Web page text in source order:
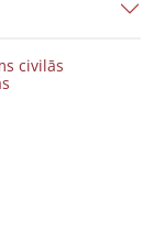
civilās